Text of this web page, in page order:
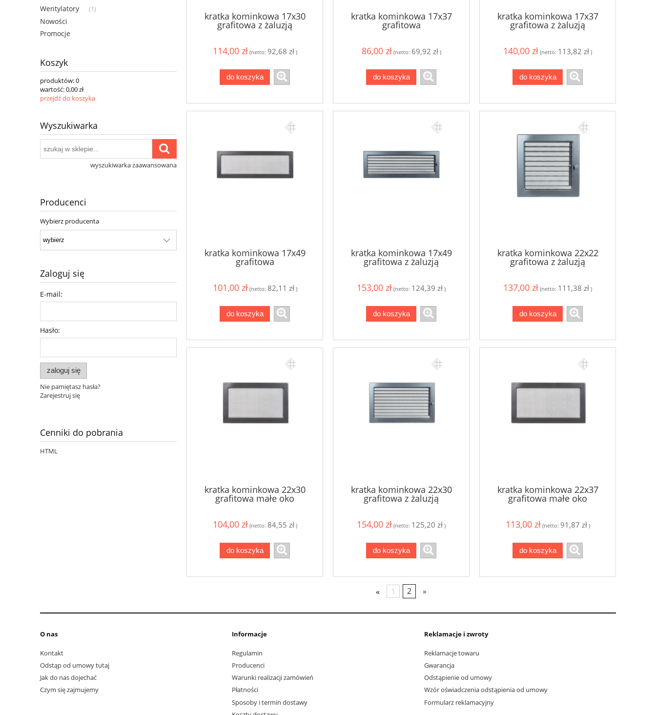
Wentylatory (1)
Nowości
Promocje
Koszyk
produktów:0
wartość:0,00 zł
przejdź do koszyka
Wyszukiwarka
wyszukiwarka zaawansowana
Producenci
Wybierz producenta
Zaloguj się
E-mail:
Hasło:
zaloguj się
Nie pamiętasz hasła?
Zarejestruj się
Cenniki do pobrania
HTML
kratka kominkowa 17x30
grafitowa z żaluzją
114,00 zł (netto: 92,68 zł)
do koszyka
kratka kominkowa 17x37
grafitowa
86,00 zł (netto: 69,92 zł)
do koszyka
kratka kominkowa 17x37
grafitowa z żaluzją
140,00 zł (netto: 113,82 zł )
do koszyka
kratka kominkowa 17x49
grafitowa
101,00 zł (netto: 82,11 zł)
do koszyka
kratka kominkowa 17x49
grafitowa z żaluzją
153,00 zł (netto: 124,39 zł )
do koszyka
kratka kominkowa 22x22
grafitowa z żaluzją
137,00 zł (netto: 111,38 zł )
do koszyka
kratka kominkowa 22x30
grafitowa małe oko
104,00 zł (netto: 84,55 zł)
do koszyka
kratka kominkowa 22x30
grafitowa z żaluzją
154,00 zł (netto: 125,20 zł )
do koszyka
kratka kominkowa 22x37
grafitowa małe oko
113,00 zł (netto: 91,87 zł)
do koszyka
« 1 2 »
O nas
Kontakt
Odstąp od umowy tutaj
Jak do nas dojechać
Czym się zajmujemy
Informacje
Regulamin
Producenci
Warunki realizacji zamówień
Płatności
Sposoby i termin dostawy
Reklamacje i zwroty
Reklamacje towaru
Gwarancja
Odstąpienie od umowy
Wzór oświadczenia odstąpienia od umowy
Formularz reklamacyjny